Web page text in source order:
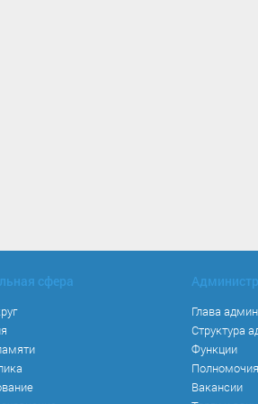
сфера
Глава
Структура
Функции
Полномочия
Вакансии